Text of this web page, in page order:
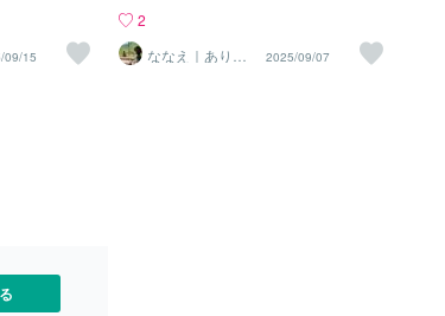
た。だから
り添ってい
視点でサポ
。ここ
」 にもなり
“3つの顔”に
ッセ
み”をまっすぐ見る力があるのではないか
——そんなふうに思うようになりまし
た。わたしはこの視点を「リセット・ル
不快感を与
みに対して
チし あなた
ますように
09/15
の美しさが全てと思っている方がとても
多いということでも、見た目って一言で
言っても生きてる以上感情があって表情
2
ななえ｜ありの
ままの自分にOK
2025/09/07